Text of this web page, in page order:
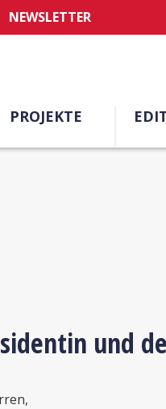
NEWSLETTER
PROJEKTE
und